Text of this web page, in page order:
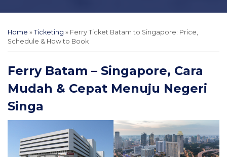
Home » Ticketing » Ferry Ticket Batam to Singapore: Price,
Schedule & How to Book
Ferry Batam – Singapore, Cara
Mudah & Cepat Menuju Negeri
Singa